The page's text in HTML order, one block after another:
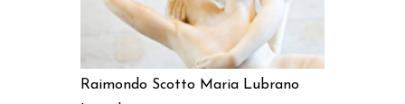
Raimondo Scotto Maria Lubrano